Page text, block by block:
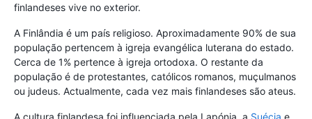
finlandeses vive no exterior.
A Finlândia é um país religioso. Aproximadamente 90% de sua
população pertencem à igreja evangélica luterana do estado.
Cerca de 1% pertence à igreja ortodoxa. O restante da
população é de protestantes, católicos romanos, muçulmanos
ou judeus. Actualmente, cada vez mais finlandeses são ateus.